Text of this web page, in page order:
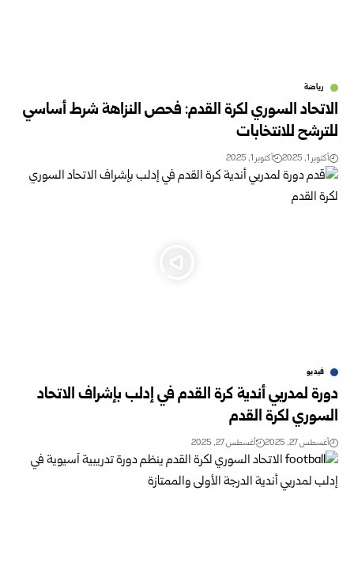
رياضة
الاتحاد السوري لكرة القدم: فحص النزاهة شرط أساسي
للترشح للانتخابات
أكتوبر 1, 2025 أكتوبر 1, 2025
فيديو
دورة لمدربي أندية كرة القدم في إدلب بإشراف الاتحاد
السوري لكرة القدم
أغسطس 27, 2025 أغسطس 27, 2025